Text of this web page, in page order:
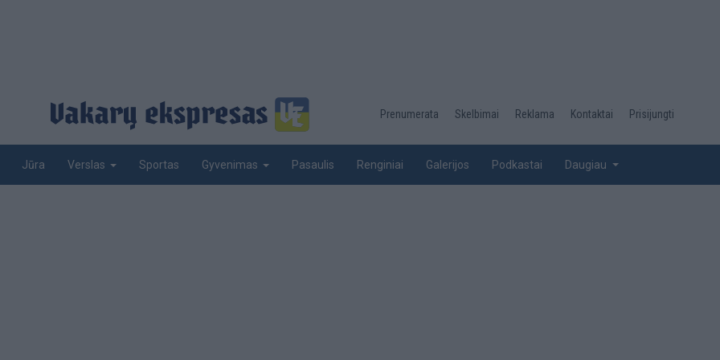
Desktop
top
Prenumerata Skelbimai Reklama Kontaktai Prisijungti
Jūra Verslas Sportas Gyvenimas Pasaulis Renginiai Galerijos Podkastai Daugiau